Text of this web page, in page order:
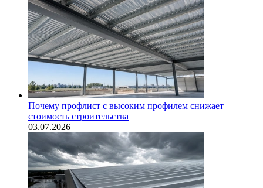
Почему профлист с высоким профилем снижает
стоимость строительства
03.07.2026